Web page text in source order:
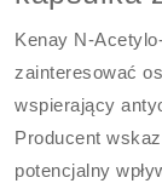
Kenay N-
zainteresować
wspierający
Producent
potencjalny